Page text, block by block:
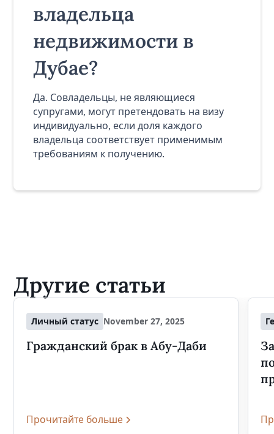
владельца
недвижимости в
Дубае?
Да. Совладельцы, не являющиеся
супругами, могут претендовать на визу
индивидуально, если доля каждого
владельца соответствует применимым
требованиям к получению.
Другие статьи
Личный статус November 27, 2025
Гражданский брак в Абу-Даби
Прочитайте больше